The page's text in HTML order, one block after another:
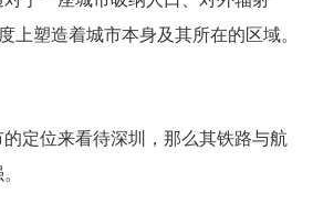
上塑造着城市本身及其所在的区域。
定位来看待深圳，那么其铁路与航